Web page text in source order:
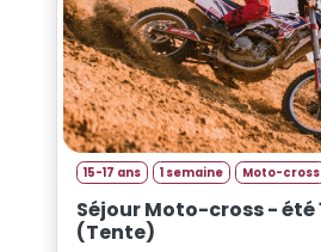
15-17 ans 1 semaine Moto-cross
Séjour Moto-cross - été 15 - 17 ans
(Tente)